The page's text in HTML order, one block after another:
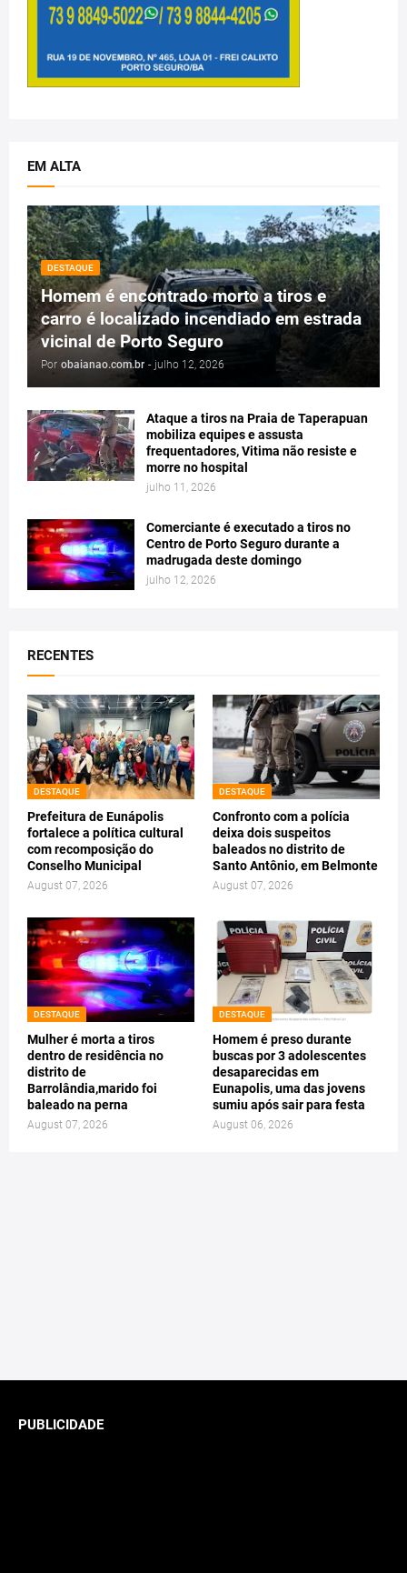
EM ALTA
DESTAQUE
Homem é encontrado morto a tiros e
carro é localizado incendiado em estrada
vicinal de Porto Seguro
Por obaianao.com.br - julho 12, 2026
Ataque a tiros na Praia de Taperapuan
mobiliza equipes e assusta
frequentadores, Vitima não resiste e
morre no hospital
julho 11, 2026
Comerciante é executado a tiros no
Centro de Porto Seguro durante a
madrugada deste domingo
julho 12, 2026
RECENTES
DESTAQUE
Prefeitura de Eunápolis
fortalece a política cultural
com recomposição do
Conselho Municipal
August 07, 2026
DESTAQUE
Confronto com a polícia
deixa dois suspeitos
baleados no distrito de
Santo Antônio, em Belmonte
August 07, 2026
DESTAQUE
Mulher é morta a tiros
dentro de residência no
distrito de
Barrolândia,marido foi
baleado na perna
August 07, 2026
DESTAQUE
Homem é preso durante
buscas por 3 adolescentes
desaparecidas em
Eunapolis, uma das jovens
sumiu após sair para festa
August 06, 2026
PUBLICIDADE